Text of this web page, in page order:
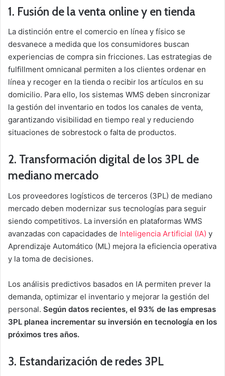
1. Fusión de la venta online y en tienda
La distinción entre el comercio en línea y físico se
desvanece a medida que los consumidores buscan
experiencias de compra sin fricciones. Las estrategias de
fulfillment omnicanal permiten a los clientes ordenar en
línea y recoger en la tienda o recibir los artículos en su
domicilio. Para ello, los sistemas WMS deben sincronizar
la gestión del inventario en todos los canales de venta,
garantizando visibilidad en tiempo real y reduciendo
situaciones de sobrestock o falta de productos.
2. Transformación digital de los 3PL de
mediano mercado
Los proveedores logísticos de terceros (3PL) de mediano
mercado deben modernizar sus tecnologías para seguir
siendo competitivos. La inversión en plataformas WMS
avanzadas con capacidades de Inteligencia Artificial (IA) y
Aprendizaje Automático (ML) mejora la eficiencia operativa
y la toma de decisiones.
Los análisis predictivos basados en IA permiten prever la
demanda, optimizar el inventario y mejorar la gestión del
personal. Según datos recientes, el 93% de las empresas
3PL planea incrementar su inversión en tecnología en los
próximos tres años.
3. Estandarización de redes 3PL